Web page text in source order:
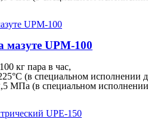
мазуте UPM-100
100 кг пара в час,
(в специальном исполнении
МПа (в специальном